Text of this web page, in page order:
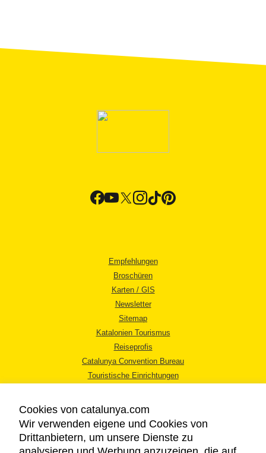
Empfehlungen
Broschüren
Karten / GIS
Newsletter
Sitemap
Katalonien Tourismus
Reiseprofis
Catalunya Convention Bureau
Touristische Einrichtungen
Cookies von catalunya.com
Wir verwenden eigene und Cookies von
Drittanbietern, um unsere Dienste zu